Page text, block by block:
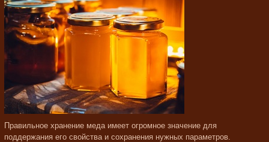
Правильное хранение меда имеет огромное значение для
поддержания его свойства и сохранения нужных параметров.